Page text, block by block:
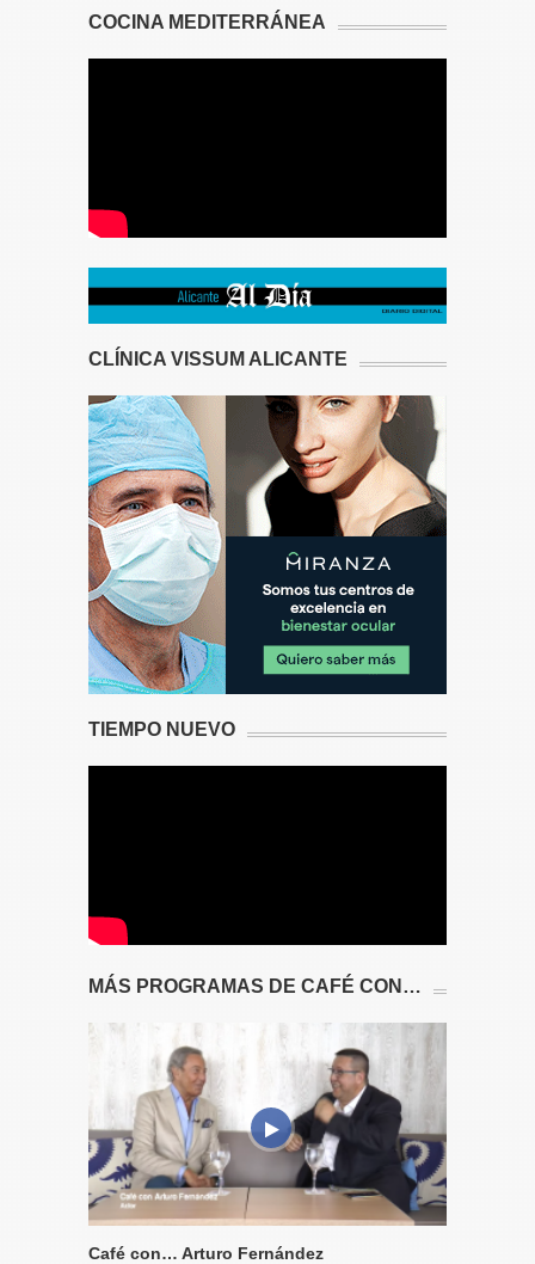
COCINA MEDITERRÁNEA
CLÍNICA VISSUM ALICANTE
TIEMPO NUEVO
MÁS PROGRAMAS DE CAFÉ CON…
Café con… Arturo Fernández